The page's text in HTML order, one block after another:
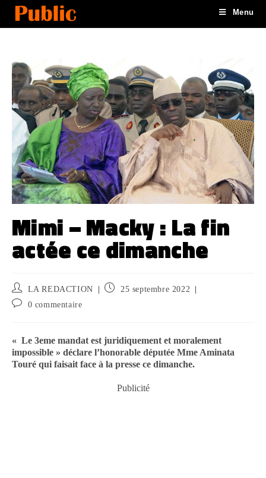
Menu
Mimi – Macky : La fin
actée ce dimanche
LA REDACTION
25 septembre 2022
0 commentaire
« Le 3eme mandat est juridiquement et moralement
impossible » déclare l’honorable députée Mme Aminata
Touré qui faisait face à la presse ce dimanche.
Publicité